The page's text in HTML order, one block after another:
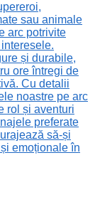
sau animale
arc potrivite
și durabile,
ore întregi de
Cu detalii
noastre pe arc
rol și aventuri
preferate
să-și
emoționale în